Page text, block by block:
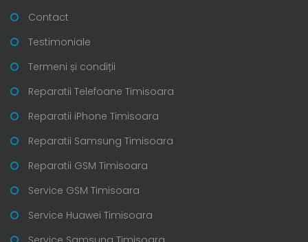
Contact
Testimoniale
Termeni și condiții
Reparatii Telefoane Timisoara
Reparatii iPhone Timisoara
Reparatii Samsung Timisoara
Reparatii GSM Timisoara
Service GSM Timisoara
Service Huawei Timisoara